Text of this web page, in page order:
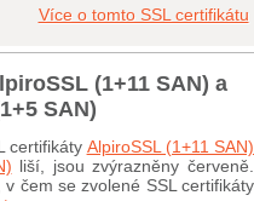
Více o tomto SSL certifikátu
(1+11 SAN) a
SAN)
certifikáty AlpiroSSL (1+11 SAN)
liší, jsou zvýrazněny červeně.
čem se zvolené SSL certifikáty